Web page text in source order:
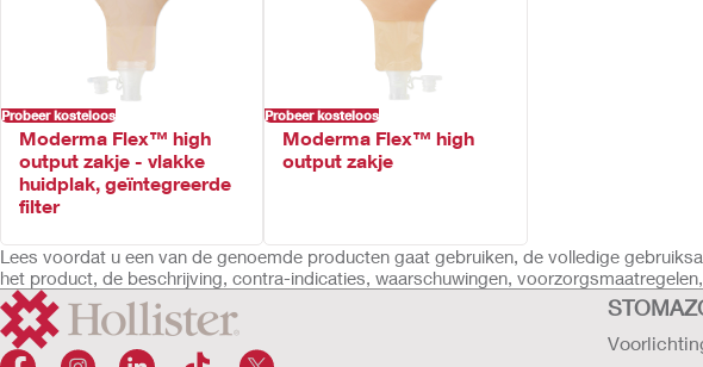
Probeer kosteloos
Moderma Flex™ high
output zakje - vlakke
huidplak, geïntegreerde
filter
Probeer kosteloos
Moderma Flex™ high
output zakje
Lees voordat u een van de genoemde producten gaat gebruiken, de volledige
het product, de beschrijving, contra-indicaties, waarschuwingen,